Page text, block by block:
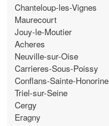
Chanteloup-les-Vignes
Maurecourt
Jouy-le-Moutier
Acheres
Neuville-sur-Oise
Carrieres-Sous-Poissy
Conflans-Sainte-Honorine
Triel-sur-Seine
Cergy
Eragny